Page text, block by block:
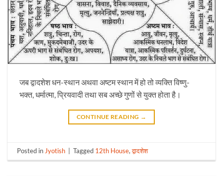
जब द्वादशेश धन-स्थान अथवा अष्टम स्थान में हो तो व्यक्ति विष्णु-
भक्त, धर्मात्मा, प्रियवादी तथा सब अच्छे गुणों से युक्त होता है।
CONTINUE READING →
Posted inJyotish Tagged 12th House,द्वादशेश